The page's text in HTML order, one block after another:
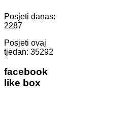
Posjeti danas:
2287
Posjeti ovaj
tjedan: 35292
facebook
like box